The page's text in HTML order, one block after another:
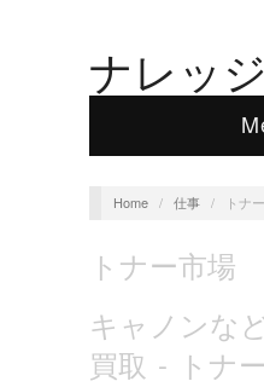
ナレッ
Home / 仕事 / トナ
トナー市場
キャノンな
買取 - トナ